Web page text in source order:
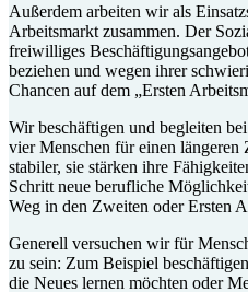
Außerdem arbeiten wir als
Arbeitsmarkt zusammen. Der
freiwilliges
beziehen und wegen ihrer
Chancen auf dem „Ersten
Wir beschäftigen und begleiten
vier Menschen für einen
stabiler, sie stärken ihre
Schritt neue berufliche
Weg in den Zweiten oder Ersten
Generell versuchen wir für
zu sein: Zum Beispiel
die Neues lernen möchten oder